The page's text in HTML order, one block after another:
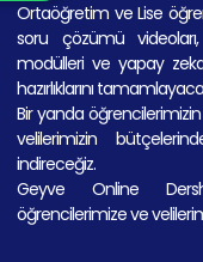
Ortaöğretim ve Lise
soru çözümü
modülleri ve yapay zeka
hazırlıklarını
Bir yanda
velilerimizin
indireceğiz.
Geyve Online
öğrencilerimize ve